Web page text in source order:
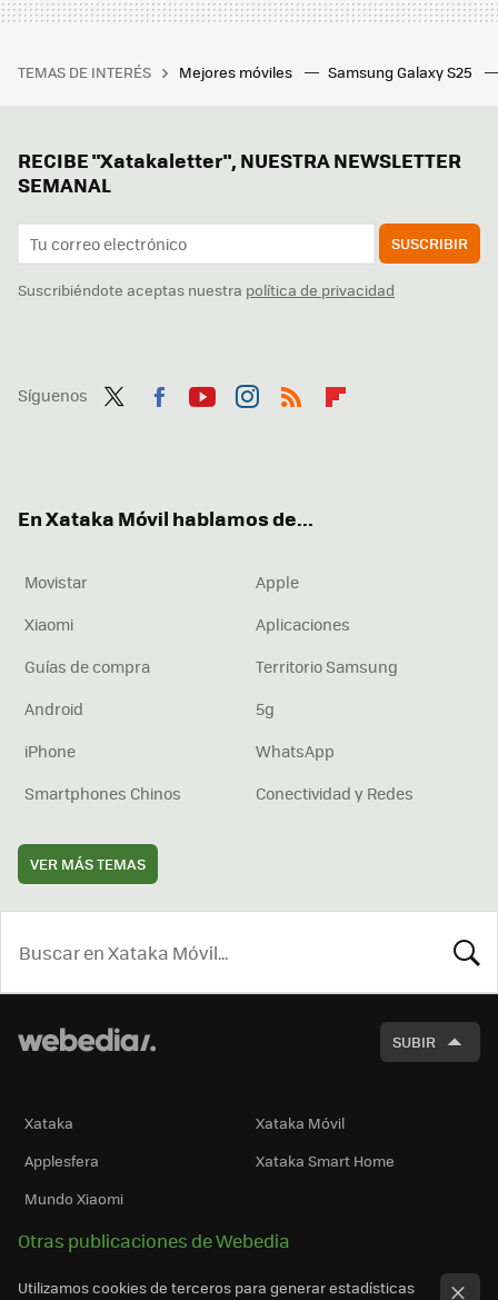
TEMAS DE INTERÉS Mejores móviles Samsung Galaxy S25
RECIBE "Xatakaletter", NUESTRA NEWSLETTER
SEMANAL
SUSCRIBIR
Suscribiéndote aceptas nuestra política de privacidad
Síguenos
En Xataka Móvil hablamos de...
Movistar
Apple
Xiaomi
Aplicaciones
Guías de compra
Territorio Samsung
Android
5g
iPhone
WhatsApp
Smartphones Chinos
Conectividad y Redes
VER MÁS TEMAS
SUBIR
Xataka
Xataka Móvil
Applesfera
Xataka Smart Home
Mundo Xiaomi
Otras publicaciones de Webedia
Utilizamos cookies de terceros para generar estadísticas